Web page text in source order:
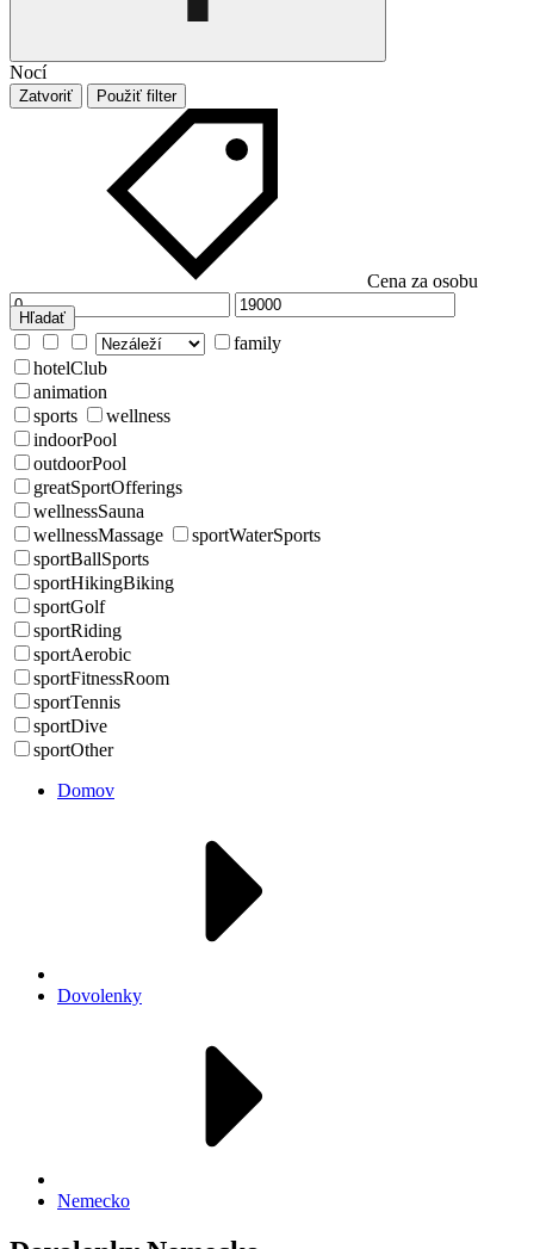
Nocí
Zatvoriť Použiť filter
Cena za osobu
Hľadať
family
hotelClub
animation
sports
wellness
indoorPool
outdoorPool
greatSportOfferings
wellnessSauna
wellnessMassage
sportWaterSports
sportBallSports
sportHikingBiking
sportGolf
sportRiding
sportAerobic
sportFitnessRoom
sportTennis
sportDive
sportOther
Domov
Dovolenky
Nemecko